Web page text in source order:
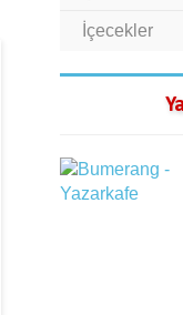
İçecekler